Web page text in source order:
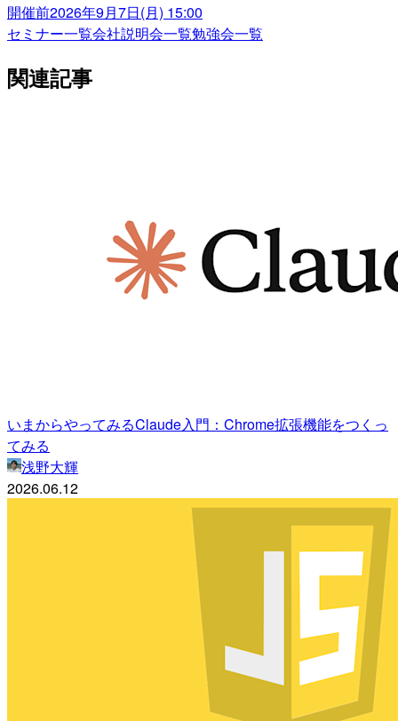
開催前2026年9月7日(月) 15:00
セミナー一覧会社説明会一覧勉強会一覧
関連記事
いまからやってみるClaude入門：Chrome拡張機能をつくっ
てみる
浅野大輝
2026.06.12